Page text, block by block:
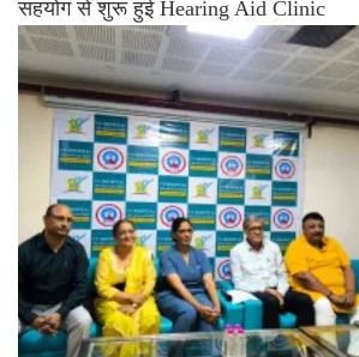
सहयोग से शुरू हुई Hearing Aid Clinic